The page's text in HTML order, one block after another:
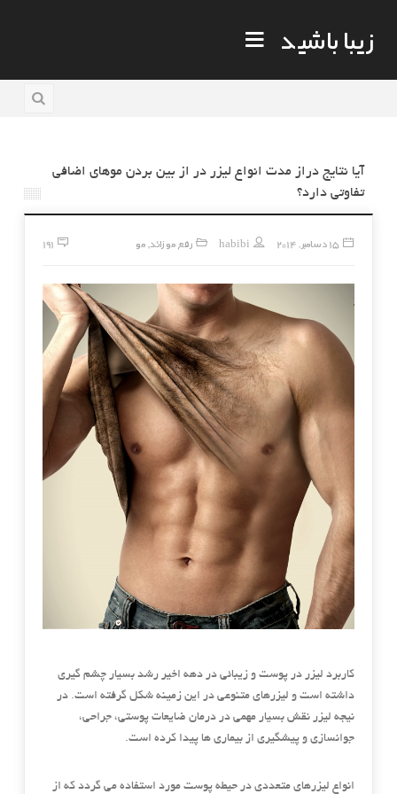
زیبا باشید
آیا نتایج دراز مدت انواع لیزر در از بین بردن موهای اضافی
تفاوتی دارد؟
15 دسامبر, 2014 habibi رفع مو زائد, مو 191
کاربرد لیزر در پوست و زیبائی در دهه اخیر رشد بسیار چشم گیری
داشته است و لیزرهای متنوعی در این زمینه شکل گرفته است. در
نیجه لیزر نقش بسیار مهمی در درمان ضایعات پوستی، جراحی،
جوانسازی و پیشگیری از بیماری ها پیدا کرده است.
انواع لیزرهای متعددی در حیطه پوست مورد استفاده می گردد که از